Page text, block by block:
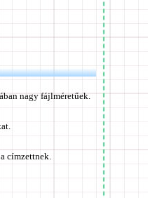
nagy fájlméretűek.
címzettnek.